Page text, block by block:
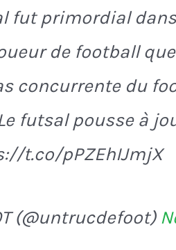
fut primordial
de football que
concurrente du
futsal pousse à
t.co/pPZEhIJmjX
(@untrucdefoot)